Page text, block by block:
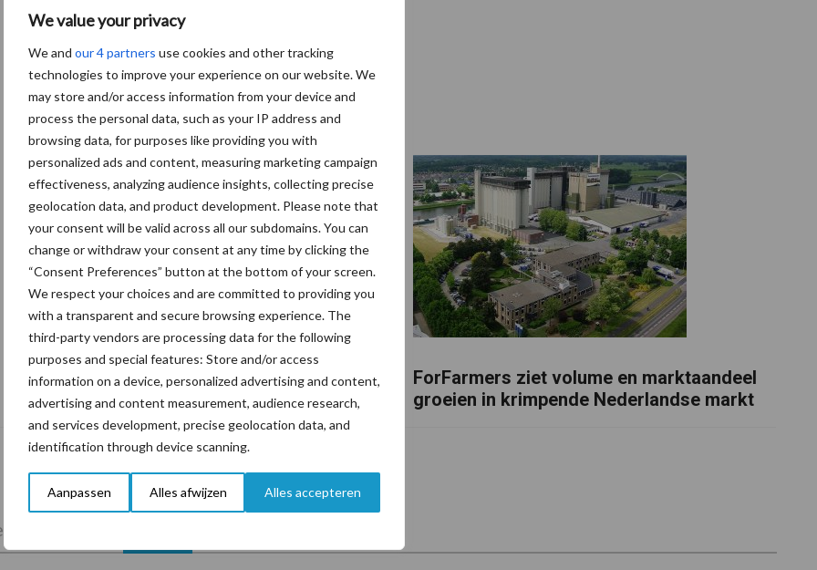
We value your privacy
We and our 4 partners use cookies and other tracking
technologies to improve your experience on our website. We
may store and/or access information from your device and
process the personal data, such as your IP address and
browsing data, for purposes like providing you with
personalized ads and content, measuring marketing campaign
effectiveness, analyzing audience insights, collecting precise
geolocation data, and product development. Please note that
your consent will be valid across all our subdomains. You can
change or withdraw your consent at any time by clicking the
“Consent Preferences” button at the bottom of your screen.
We respect your choices and are committed to providing you
with a transparent and secure browsing experience. The
third-party vendors are processing data for the following
purposes and special features: Store and/or access
information on a device, personalized advertising and content,
advertising and content measurement, audience research,
and services development, precise geolocation data, and
identification through device scanning.
Aanpassen Alles afwijzen Alles accepteren
De speenhuid: een vaak onderschatte
risicofactor voor mastitis
ForFarmers ziet volume en marktaandeel
groeien in krimpende Nederlandse markt